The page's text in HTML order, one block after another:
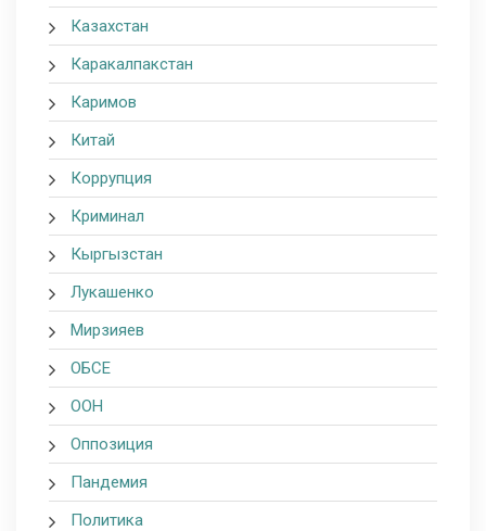
Казахстан
Каракалпакстан
Каримов
Китай
Коррупция
Криминал
Кыргызстан
Лукашенко
Мирзияев
ОБСЕ
ООН
Оппозиция
Пандемия
Политика